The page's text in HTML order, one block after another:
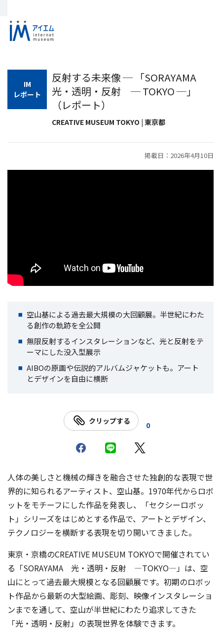
IM
レポート
反射する未来像 ─ 「SORAYAMA
光・透明・反射 ─ TOKYO ─」
（レポート）
CREATIVE MUSEUM TOKYO | 東京都
掲載日：2026年4月10日
空山基による過去最大規模の大回顧展。半世紀にわた
る創作の軌跡を全公開
無限反射するインスタレーションなど、光と反射をテ
ーマにした没入型展示
AIBOの原画や伝説的アルバムジャケットも。アート
とデザインを自由に横断
クリップする 0
人体の美しさと機械の輝きを融合させた独創的な表現で世
界的に知られるアーティスト、空山基。1970年代からロボ
ットをモチーフにした作品を発表し、「セクシーロボッ
ト」シリーズをはじめとする作品で、アートとデザイン、
テクノロジーを横断する表現を切り開いてきました。
東京・京橋のCREATIVE MUSEUM TOKYOで開催されてい
る「SORAYAMA 光・透明・反射 ―TOKYO―」は、空
山にとって過去最大規模となる回顧展です。初期のロボッ
ト作品から最新の大型絵画、彫刻、映像インスタレーショ
ンまでを通して、空山が半世紀にわたり追求してきた
「光・透明・反射」の表現世界を体験できます。